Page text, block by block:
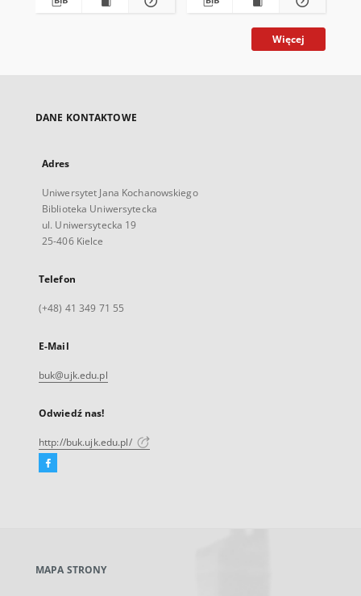
Więcej
DANE KONTAKTOWE
Adres
Uniwersytet Jana Kochanowskiego
Biblioteka Uniwersytecka
ul. Uniwersytecka 19
25-406 Kielce
Telefon
(+48) 41 349 71 55
E-Mail
buk@ujk.edu.pl
Odwiedź nas!
http://buk.ujk.edu.pl/
Facebook
karcie
MAPA STRONY